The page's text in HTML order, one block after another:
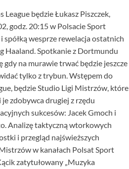
będzie Łukasz Piszczek,
godz. 20:15 w Polsacie Sport
spółką wesprze rewelacja ostatnich
Haaland. Spotkanie z Dortmundu
na murawie trwać będzie jeszcze
tylko z trybun. Wstępem do
będzie Studio Ligi Mistrzów, które
zdobywca drugiej z rzędu
sukcesów: Jacek Gmoch i
Analizę taktyczną wtorkowych
i przegląd najświeższych
w kanałach Polsat Sport
zatytułowany „Muzyka